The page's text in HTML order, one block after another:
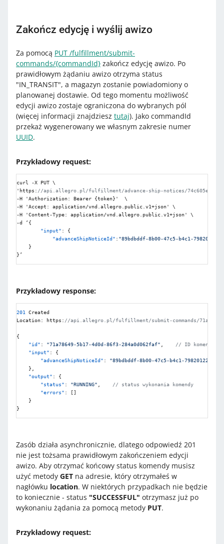
Zakończ edycję i wyślij awizo
Za pomocą PUT /fulfillment/submit-
commands/{commandId} zakończ edycję awizo. Po
prawidłowym żądaniu awizo otrzyma status
"IN_TRANSIT", a magazyn zostanie powiadomiony o
planowanej dostawie. Od tego momentu możliwość
edycji awizo zostaje ograniczona do wybranych pól
(więcej informacji znajdziesz tutaj). Jako commandId
przekaż wygenerowany we własnym zakresie numer
UUID.
Przykładowy request:
curl -X PUT \
'https : //api.allegro.pl/fulfillment/advance-ship-notices/74c605e4-
-H 'Authorization: Bearer {token} '  \
-H 'Accept :
application/vnd.allegro.public.v1+json' \
-H 'Content-Type:
application/vnd.allegro.public.v1+json' \
-d ‘ {
"input" :
{
"advanceShipNoticeId" : "89bdbddf-8b00-47c5-b4c1-
}
} ’
Przykładowy response:
201
Created
Location: https : //api.allegro.pl/fulfillment/submit-commands/71a78649-
{
"id" : "71a78649-5b17-4d0d-86f3-284a0d062faf"
// ID komendy
"input" :
{
"advanceShipNoticeId" :
"89bdbddf-8b00-47c5-b4c1-798201222e51"
}
"output" :
{
"status" : "RUNNING"
// status wykonania komendy
"errors" : []
}
}
Zasób działa asynchronicznie, dlatego odpowiedź 201
nie jest tożsama prawidłowym zakończeniem edycji
awizo. Aby otrzymać końcowy status komendy musisz
użyć metody GET na adresie, który otrzymałeś w
nagłówku location. W niektórych przypadkach nie będzie
to koniecznie - status "SUCCESSFUL" otrzymasz już po
wykonaniu żądania za pomocą metody PUT.
Przykładowy request: